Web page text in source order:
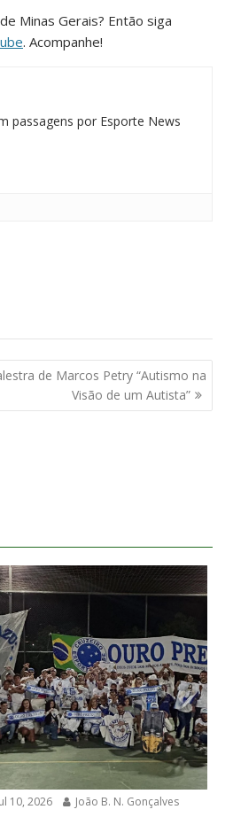
Minas Gerais? Então siga
. Acompanhe!
passagens por Esporte News
de Marcos Petry “Autismo na
Visão de um Autista”
10, 2026
João B. N. Gonçalves